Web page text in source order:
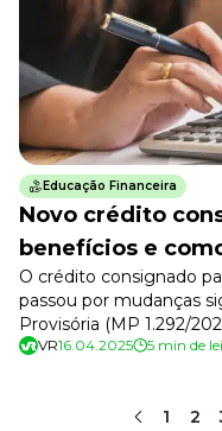
Educação Financeira
Novo crédito
benefícios e
O crédito consignado
passou por mudanças
Provisória (MP 1.292/
novidade busca facilitar
o que muda na prática?
VR16.04.2025 5 min de
1 2